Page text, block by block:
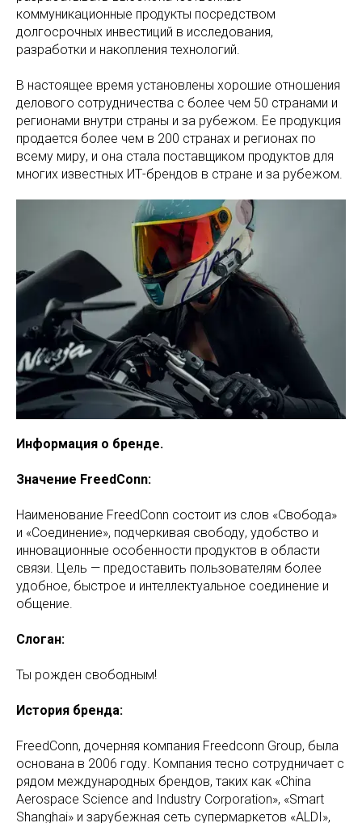
коммуникационные продукты посредством
долгосрочных инвестиций в исследования,
разработки и накопления технологий.
В настоящее время установлены хорошие отношения
делового сотрудничества с более чем 50 странами и
регионами внутри страны и за рубежом. Ее продукция
продается более чем в 200 странах и регионах по
всему миру, и она стала поставщиком продуктов для
многих известных ИТ-брендов в стране и за рубежом.
Информация о бренде.
Значение FreedConn:
Наименование FreedConn состоит из слов «Свобода»
и «Соединение», подчеркивая свободу, удобство и
инновационные особенности продуктов в области
связи. Цель — предоставить пользователям более
удобное, быстрое и интеллектуальное соединение и
общение.
Слоган:
Ты рожден свободным!
История бренда:
FreedConn, дочерняя компания Freedconn Group, была
основана в 2006 году. Компания тесно сотрудничает с
рядом международных брендов, таких как «China
Aerospace Science and Industry Corporation», «Smart
Shanghai» и зарубежная сеть супермаркетов «ALDI»,